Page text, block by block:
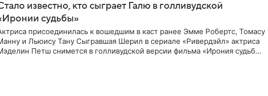
известно, кто сыграет Галю в голливудской
судьбы»
присоединилась к вошедшим в каст ранее Эмме Робертс, Томасу
и Льюису Тану Сыгравшая Шерил в сериале «Ривердэйл» актриса
Петш снимется в голливудской версии фильма «Ирония судьбы,